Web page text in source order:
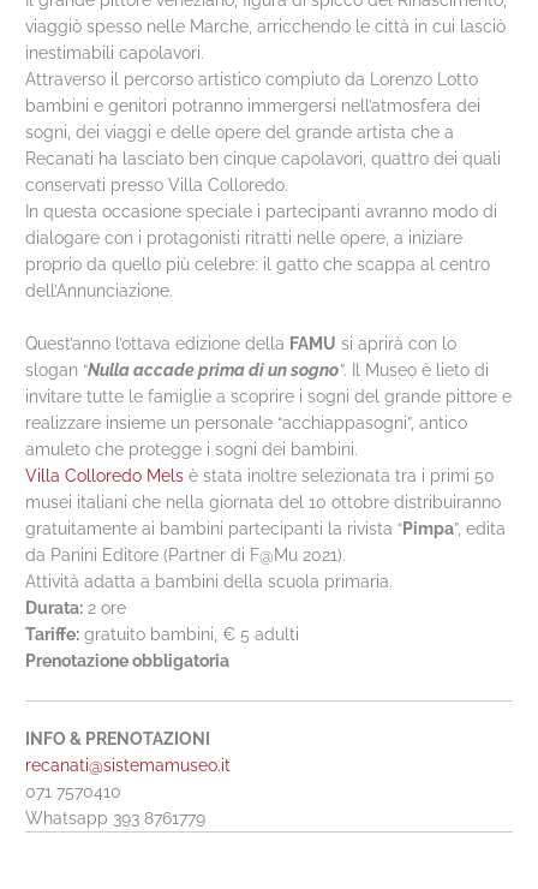
viaggiò spesso nelle Marche, arricchendo le città in cui lasciò
inestimabili capolavori.
Attraverso il percorso artistico compiuto da Lorenzo Lotto
bambini e genitori potranno immergersi nell’atmosfera dei
sogni, dei viaggi e delle opere del grande artista che a
Recanati ha lasciato ben cinque capolavori, quattro dei quali
conservati presso Villa Colloredo.
In questa occasione speciale i partecipanti avranno modo di
dialogare con i protagonisti ritratti nelle opere, a iniziare
proprio da quello più celebre: il gatto che scappa al centro
dell’Annunciazione.
Quest’anno l’ottava edizione della FAMU si aprirà con lo
slogan “Nulla accade prima di un sogno”. Il Museo è lieto di
invitare tutte le famiglie a scoprire i sogni del grande pittore e
realizzare insieme un personale “acchiappasogni”, antico
amuleto che protegge i sogni dei bambini.
Villa Colloredo Mels è stata inoltre selezionata tra i primi 50
musei italiani che nella giornata del 10 ottobre distribuiranno
gratuitamente ai bambini partecipanti la rivista “Pimpa”, edita
da Panini Editore (Partner di F@Mu 2021).
Attività adatta a bambini della scuola primaria.
Durata: 2 ore
Tariffe: gratuito bambini, € 5 adulti
Prenotazione obbligatoria
INFO & PRENOTAZIONI
recanati@sistemamuseo.it
071 7570410
Whatsapp 393 8761779